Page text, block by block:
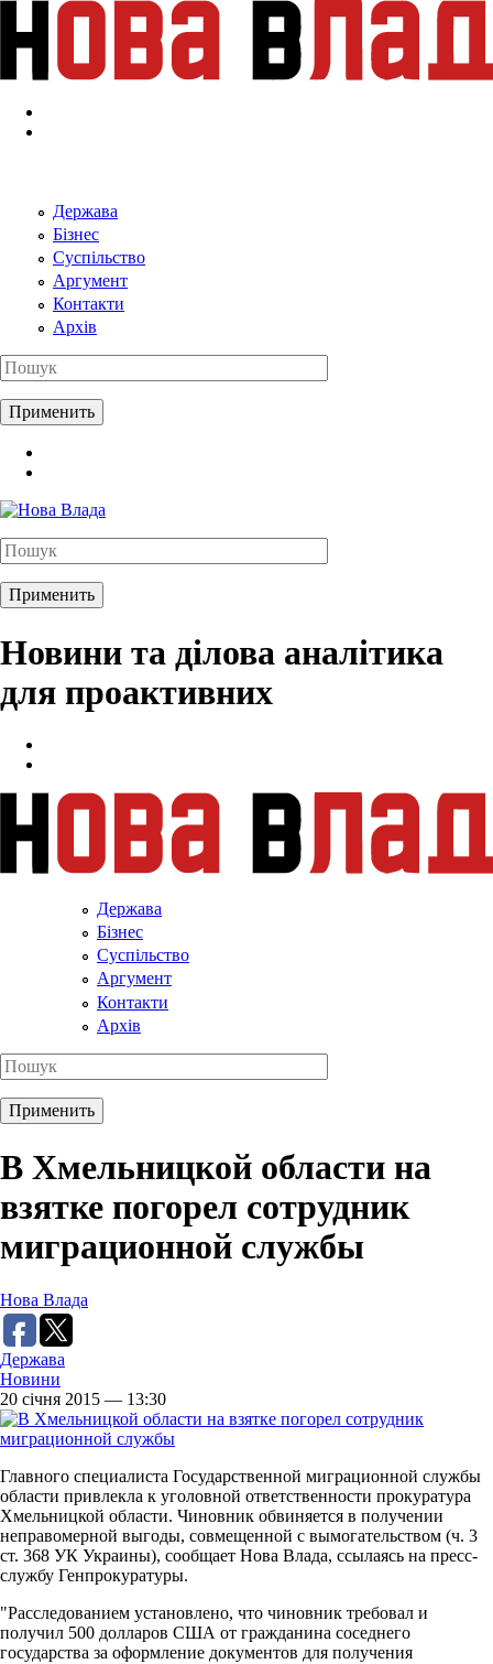
Перейти к основному содержанию
Держава
Бізнес
Суспільство
Аргумент
Контакти
Архів
Новини та ділова аналітика
для проактивних
Держава
Бізнес
Суспільство
Аргумент
Контакти
Архів
В Хмельницкой области на
взятке погорел сотрудник
миграционной службы
Нова Влада
Держава
Новини
20 січня 2015 — 13:30
Главного специалиста Государственной миграционной службы
области привлекла к уголовной ответственности прокуратура
Хмельницкой области. Чиновник обвиняется в получении
неправомерной выгоды, совмещенной с вымогательством (ч. 3
ст. 368 УК Украины), сообщает Нова Влада, ссылаясь на пресс-
службу Генпрокуратуры.
"Расследованием установлено, что чиновник требовал и
получил 500 долларов США от гражданина соседнего
государства за оформление документов для получения